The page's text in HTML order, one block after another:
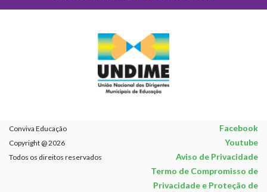
Conviva Educação Facebook
Copyright @ 2026 Youtube
Todos os direitos reservados
Aviso de Privacidade
Termo de Compromisso de
Privacidade e Proteção de